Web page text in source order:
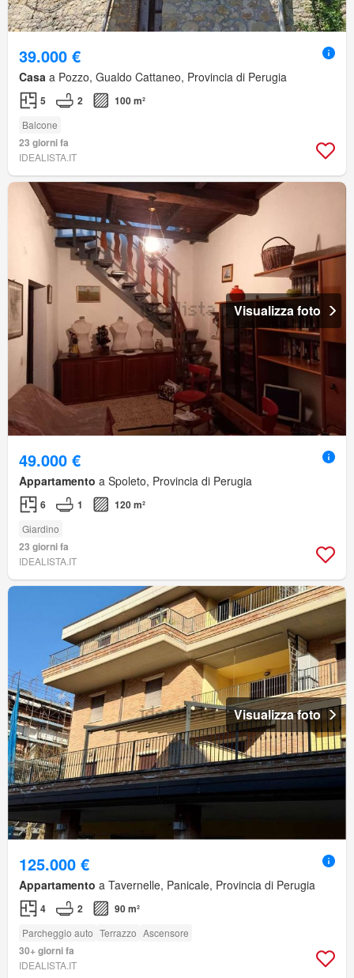
39.000 €
Casa a Pozzo, Gualdo Cattaneo, Provincia di Perugia
5 2 100 m²
Balcone
23 giorni fa
IDEALISTA.IT
Visualizza foto
49.000 €
Appartamento a Spoleto, Provincia di Perugia
6 1 120 m²
Giardino
23 giorni fa
IDEALISTA.IT
Visualizza foto
125.000 €
Appartamento a Tavernelle, Panicale, Provincia di Perugia
4 2 90 m²
Parcheggio auto Terrazzo Ascensore
30+ giorni fa
IDEALISTA.IT